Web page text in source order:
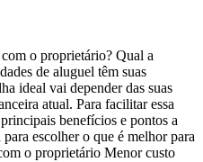
o proprietário? Qual a
de aluguel têm suas
ideal vai depender das suas
atual. Para facilitar essa
benefícios e pontos a
escolher o que é melhor para
o proprietário Menor custo